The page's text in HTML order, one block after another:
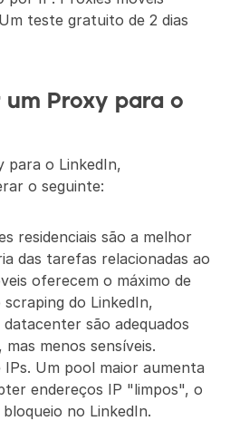
teste gratuito de 2 dias
um Proxy para o
para o LinkedIn,
o seguinte:
residenciais são a melhor
das tarefas relacionadas ao
oferecem o máximo de
do LinkedIn,
são adequados
menos sensíveis.
IPs. Um pool maior aumenta
endereços IP "limpos", o
no LinkedIn.